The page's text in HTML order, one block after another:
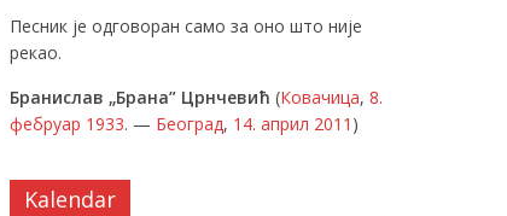
Песник је одговоран само за оно што није
рекао.
Бранислав „Брана” Црнчевић (Ковачица, 8.
фебруар 1933. — Београд, 14. април 2011 )
Kalendar